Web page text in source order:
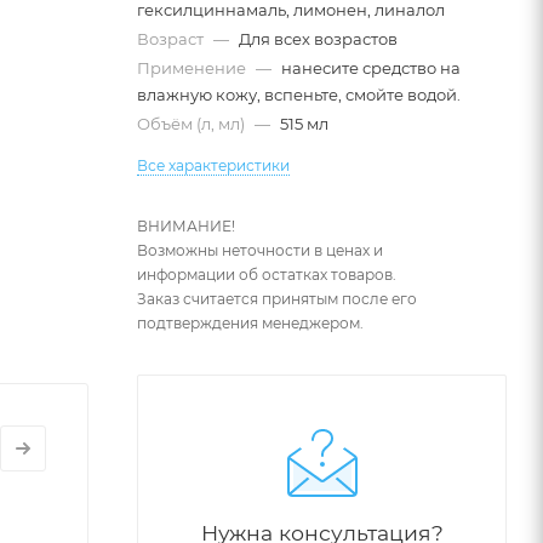
гексилциннамаль, лимонен, линалол
Возраст — Для всех возрастов
Применение — нанесите средство на
влажную кожу, вспеньте, смойте водой.
Объём (л, мл) — 515 мл
Все характеристики
ВНИМАНИЕ!
Возможны неточности в ценах и
информации об остатках товаров.
Заказ считается принятым после его
подтверждения менеджером.
Нужна консультация?